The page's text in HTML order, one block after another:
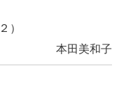
）
本田美和子